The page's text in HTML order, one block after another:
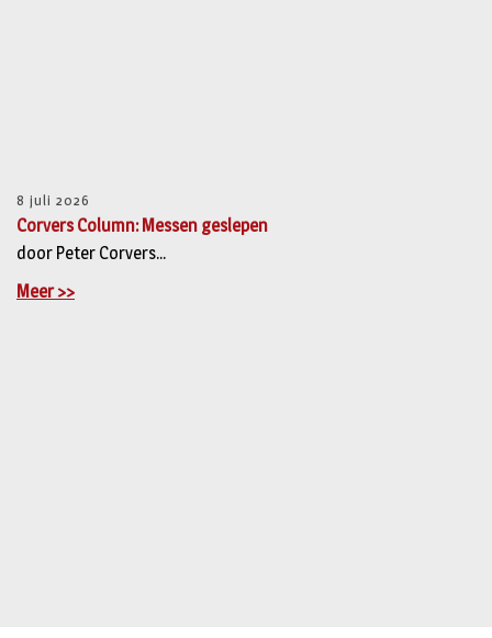
8 juli 2026
Corvers Column: Messen geslepen
door Peter Corvers...
Meer >>